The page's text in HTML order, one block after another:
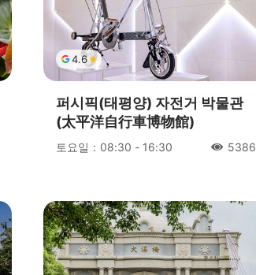
4.6
퍼시픽(태평양) 자전거 박물관
(太平洋自行車博物館)
토요일：08:30 - 16:30 人氣5386